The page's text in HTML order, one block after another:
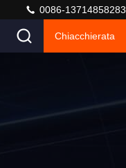
0086-13714858283
Chiacchierata